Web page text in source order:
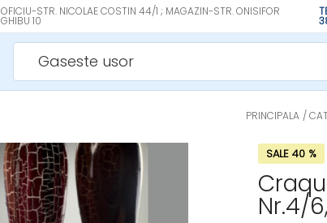
OFICIU-STR. NICOLAE COSTIN 44/1 ; MAGAZIN-STR. ONISIFOR
GHIBU 10
Gaseste usor
PRINCIPALA
SALE 40 %
Nr.4/